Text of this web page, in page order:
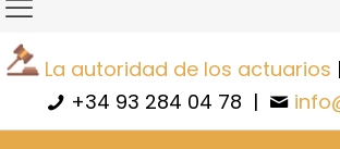
La autoridad de los actuarios
+34 93 284 04 78 |